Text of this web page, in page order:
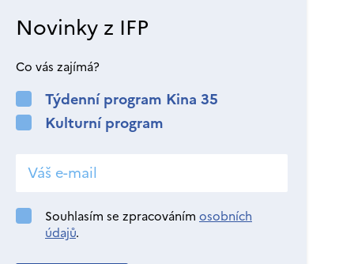
Novinky z IFP
Co vás zajímá?
Týdenní program Kina 35
Kulturní program
Souhlasím se zpracováním osobních
údajů.